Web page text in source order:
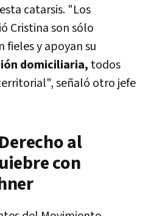
catarsis. "Los
Cristina son sólo
fieles y apoyan su
domiciliaria, todos
señaló otro jefe
al
con